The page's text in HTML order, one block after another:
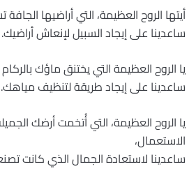
أيتها الروح العظيمة، التي أراضيها
ساعدينا على إيجاد السبيل لإنعاش أراضيك.
يا الروح العظيمة التي يختنق ماؤك بالركام
ساعدينا على إيجاد طريقة لتنظيف مياهك.
يا الروح العظيمة، التي أُتخمت أرضك
الاستعمال،
ساعدينا لاستعادة الجمال الذي كانت